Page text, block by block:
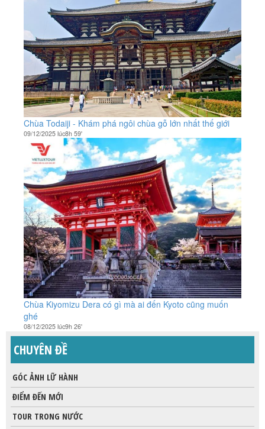
Chùa Todaiji - Khám phá ngôi chùa gỗ lớn nhất thế giới
09/12/2025 lúc8h 59'
Chùa Kiyomizu Dera có gì mà ai đến Kyoto cũng muốn
ghé
08/12/2025 lúc9h 26'
CHUYÊN ĐỀ
GÓC ẢNH LỮ HÀNH
ĐIỂM ĐẾN MỚI
TOUR TRONG NƯỚC